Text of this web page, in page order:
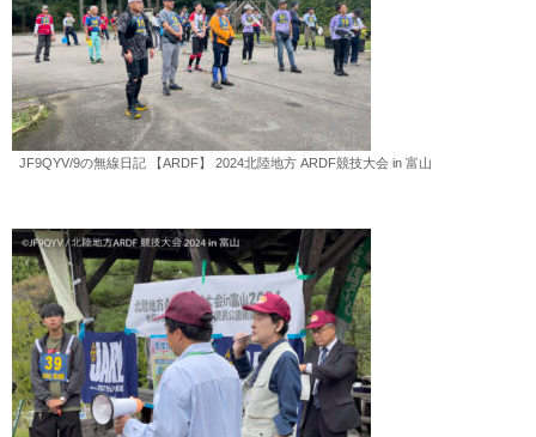
JF9QYV/9の無線日記 【ARDF】 2024北陸地方 ARDF競技大会 in 富山